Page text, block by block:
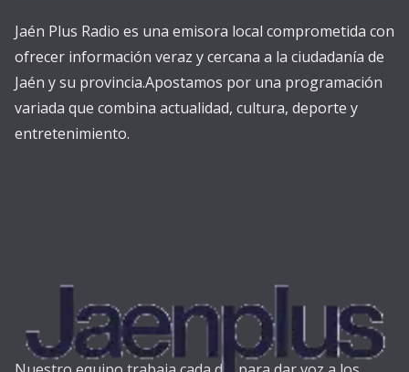
Jaén Plus Radio es una emisora local comprometida con
ofrecer información veraz y cercana a la ciudadanía de
Jaén y su provincia.Apostamos por una programación
variada que combina actualidad, cultura, deporte y
entretenimiento.